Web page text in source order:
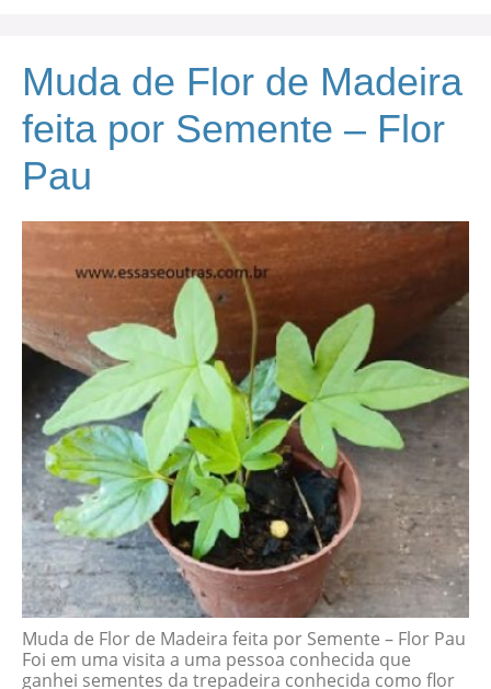
Muda de Flor de Madeira
feita por Semente – Flor
Pau
Muda de Flor de Madeira feita por Semente – Flor Pau
Foi em uma visita a uma pessoa conhecida que
ganhei sementes da trepadeira conhecida como flor